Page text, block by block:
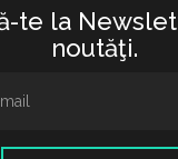
te la
noutăţi.